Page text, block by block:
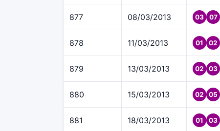
877 08/03/2013 03 07
878 11/03/2013 01 02
879 13/03/2013 02 03
880 15/03/2013 02 05
881 18/03/2013 01 03